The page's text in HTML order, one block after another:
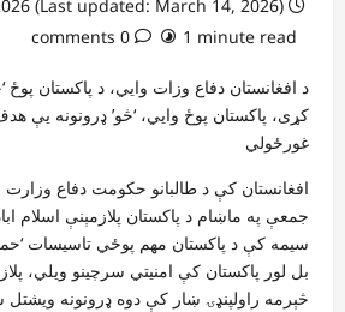
1 minute read
0 comments
د افغانستان دفاع وزات وايي، د پاکستان
کړی، پاکستان پوځ وايي، ‘څو’ ډرونونه یې
غورځولي
افغانستان کې د طالبانو حکومت دفاع وزارت
جمعې په ماښام د پاکستان پلازمېنې اسلام
سیمه کې د پاکستان مهم پوځي تاسیسات
بل لور پاکستان کې امنیتي سرچینو ویلي،
څېرمه راولپنډۍ ښار کې دوه ډرونونه